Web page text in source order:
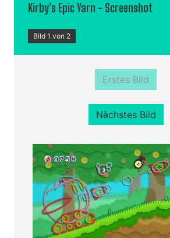
Kirby's Epic Yarn - Screenshot
Bild 1 von 2
Erstes Bild
Nächstes Bild